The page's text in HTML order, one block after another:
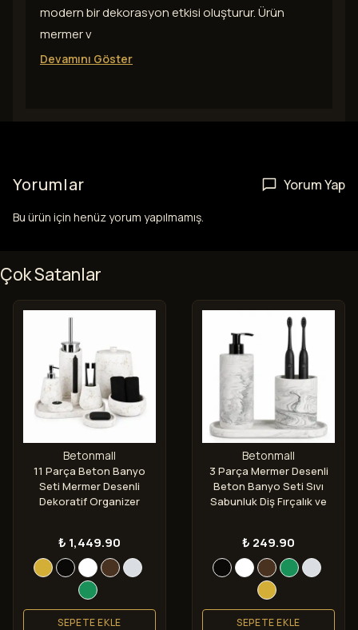
modern bir dekorasyon etkisi oluşturur. Ürün
mermer v
Devamını Göster
Yorumlar Yorum Yap
Bu ürün için henüz yorum yapılmamış.
Çok Satanlar
Betonmall
11 Parça Beton Banyo
Seti Mermer Desenli
Dekoratif Organizer
₺ 1,449.90
SEPETE EKLE
Betonmall
3 Parça Mermer Desenli
Beton Banyo Seti Sıvı
Sabunluk Diş Fırçalık ve
₺ 249.90
SEPETE EKLE